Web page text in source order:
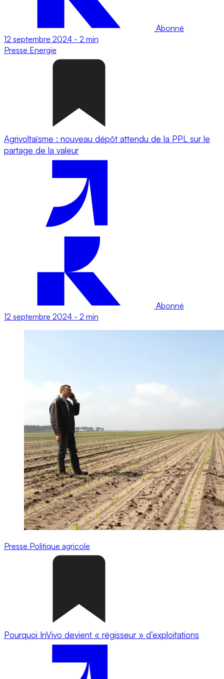
Abonné
12 septembre 2024 - 2 min
Presse Energie
Agrivoltaïsme : nouveau dépôt attendu de la PPL sur le
partage de la valeur
Abonné
12 septembre 2024 - 2 min
Presse Politique agricole
Pourquoi InVivo devient « régisseur » d’exploitations